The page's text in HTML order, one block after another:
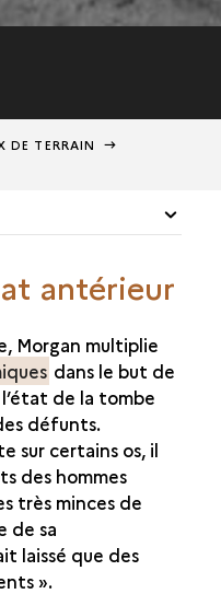
DE TERRAIN
antérieur
Morgan multiplie
dans le but de
de la tombe
défunts.
sur certains os, il
des hommes
très minces de
de sa
laissé que des
».